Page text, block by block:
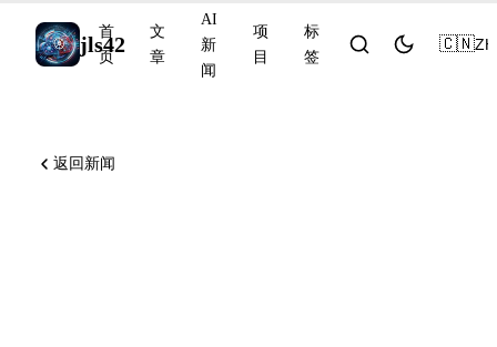
jls42
首
页
文
章
AI
新
闻
项
目
标
签
🇨🇳ZH
返回新闻